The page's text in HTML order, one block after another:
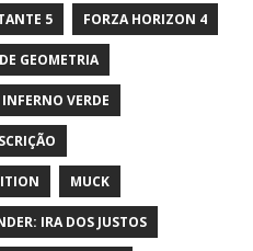
5 FORZA HORIZON 4
GEOMETRIA
INFERNO VERDE
MUCK
IRA DOS JUSTOS